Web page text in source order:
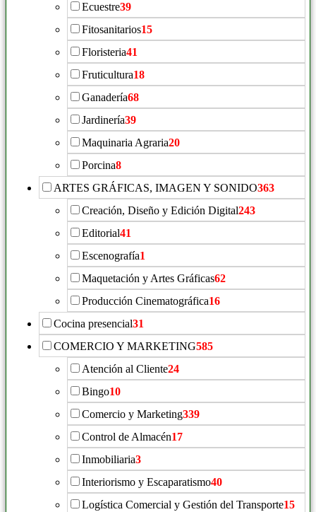
Ecuestre39
Fitosanitarios15
Floristeria41
Fruticultura18
Ganadería68
Jardinería39
Maquinaria Agraria20
Porcina8
ARTES GRÁFICAS, IMAGEN Y SONIDO363
Creación, Diseño y Edición Digital243
Editorial41
Escenografía1
Maquetación y Artes Gráficas62
Producción Cinematográfica16
Cocina presencial31
COMERCIO Y MARKETING585
Atención al Cliente24
Bingo10
Comercio y Marketing339
Control de Almacén17
Inmobiliaria3
Interiorismo y Escaparatismo40
Logística Comercial y Gestión del Transporte15